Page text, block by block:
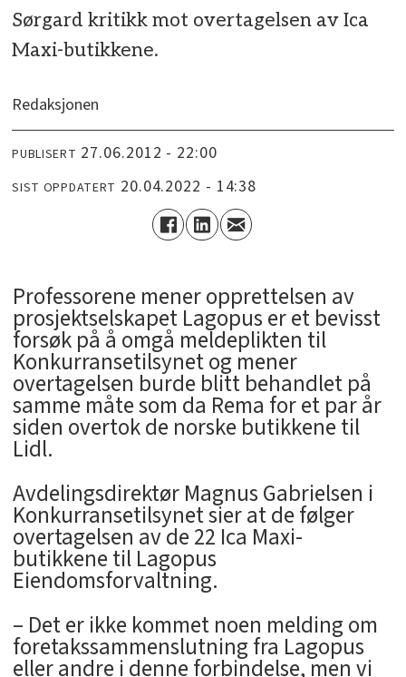
Sørgard kritikk mot overtagelsen av Ica
Maxi-butikkene.
Redaksjonen
PUBLISERT 27.06.2012 - 22:00
SIST OPPDATERT 20.04.2022 - 14:38
Professorene mener opprettelsen av
prosjektselskapet Lagopus er et bevisst
forsøk på å omgå meldeplikten til
Konkurransetilsynet og mener
overtagelsen burde blitt behandlet på
samme måte som da Rema for et par år
siden overtok de norske butikkene til
Lidl.
Avdelingsdirektør Magnus Gabrielsen i
Konkurransetilsynet sier at de følger
overtagelsen av de 22 Ica Maxi-
butikkene til Lagopus
Eiendomsforvaltning.
– Det er ikke kommet noen melding om
foretakssammenslutning fra Lagopus
eller andre i denne forbindelse, men vi